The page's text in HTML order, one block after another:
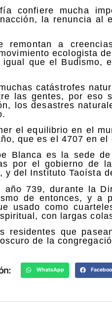
confiere mucha
la renuncia al
remontan a
ecologista
que el Budismo,
catástrofes
las gentes, por eso
los desastres
el equilibrio en el
que es el 4707 en el
Blanca es la sede
por el gobierno de
y del Instituto Taoísta
año 739, durante la
de entonces, y a
usado como
con largas
residentes que
de la
WhatsApp